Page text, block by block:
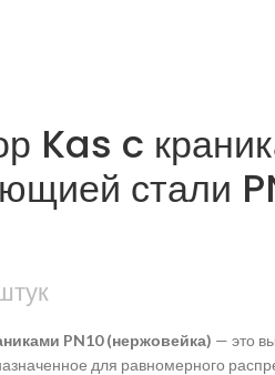
Kas c
стали
PN10 (нержовейка) — это
для равномерного